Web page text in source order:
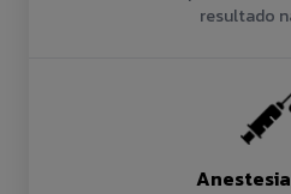
resultado